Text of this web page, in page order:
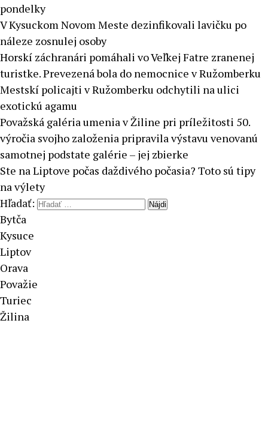
pondelky
V Kysuckom Novom Meste dezinfikovali lavičku po
náleze zosnulej osoby
Horskí záchranári pomáhali vo Veľkej Fatre zranenej
turistke. Prevezená bola do nemocnice v Ružomberku
Mestskí policajti v Ružomberku odchytili na ulici
exotickú agamu
Považská galéria umenia v Žiline pri príležitosti 50.
výročia svojho založenia pripravila výstavu venovanú
samotnej podstate galérie – jej zbierke
Ste na Liptove počas daždivého počasia? Toto sú tipy
na výlety
Hľadať:
Bytča
Kysuce
Liptov
Orava
Považie
Turiec
Žilina